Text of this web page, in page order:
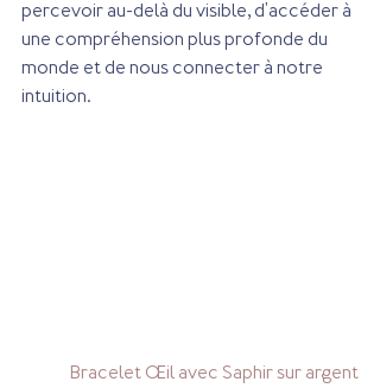
percevoir au-delà du visible, d'accéder à
une compréhension plus profonde du
monde et de nous connecter à notre
intuition.
Bracelet Œil avec Saphir sur argent